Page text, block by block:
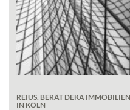
REIUS. BERÄT DEKA
IN KÖLN